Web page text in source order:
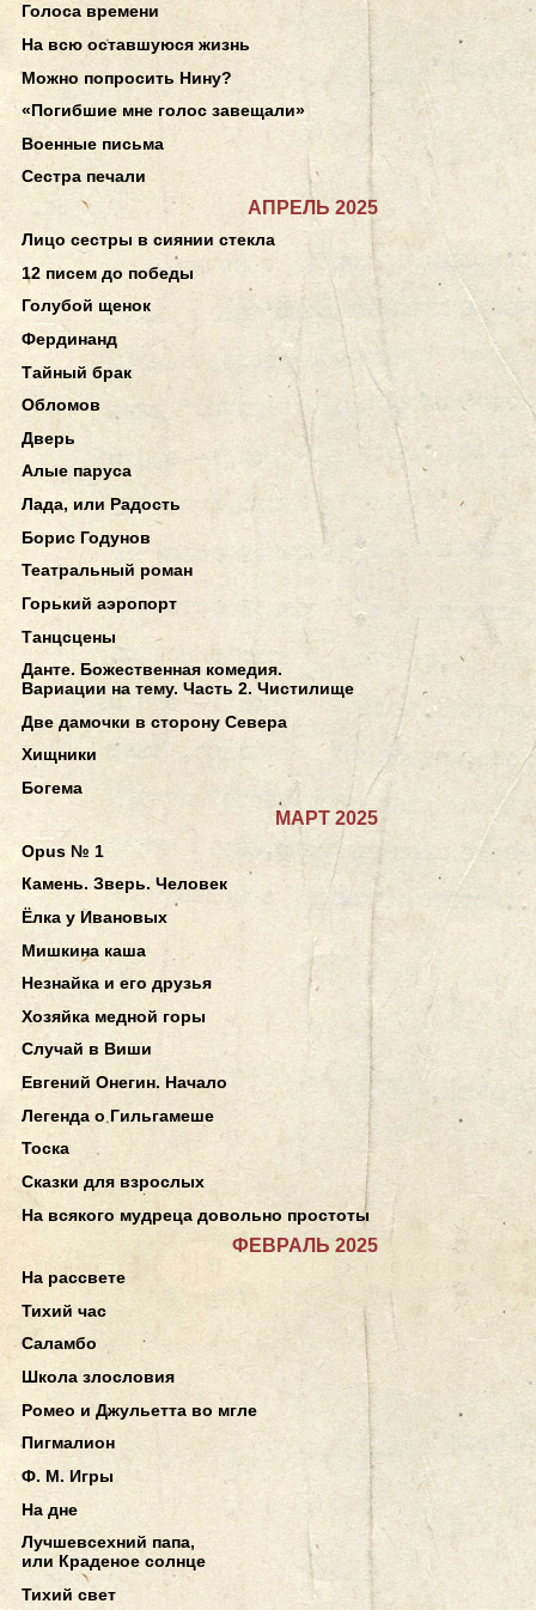
Голоса времени
На всю оставшуюся жизнь
Можно попросить Нину?
«Погибшие мне голос завещали»
Военные письма
Сестра печали
АПРЕЛЬ 2025
Лицо сестры в сиянии стекла
12 писем до победы
Голубой щенок
Фердинанд
Тайный брак
Обломов
Дверь
Алые паруса
Лада, или Радость
Борис Годунов
Театральный роман
Горький аэропорт
Танцсцены
Данте. Божественная комедия.
Вариации на тему. Часть 2. Чистилище
Две дамочки в сторону Севера
Хищники
Богема
МАРТ 2025
Opus № 1
Камень. Зверь. Человек
Ёлка у Ивановых
Мишкина каша
Незнайка и его друзья
Хозяйка медной горы
Случай в Виши
Евгений Онегин. Начало
Легенда о Гильгамеше
Тоска
Сказки для взрослых
На всякого мудреца довольно простоты
ФЕВРАЛЬ 2025
На рассвете
Тихий час
Саламбо
Школа злословия
Ромео и Джульетта во мгле
Пигмалион
Ф. М. Игры
На дне
Лучшевсехний папа,
или Краденое солнце
Тихий свет